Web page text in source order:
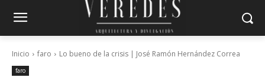
Inicio faro Lo bueno de la crisis | José Ramón Hernández Correa
faro